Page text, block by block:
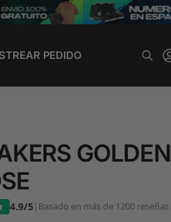
PEDIDO
GOLDEN
4.9/5| Basado en más de 1200 reseñas